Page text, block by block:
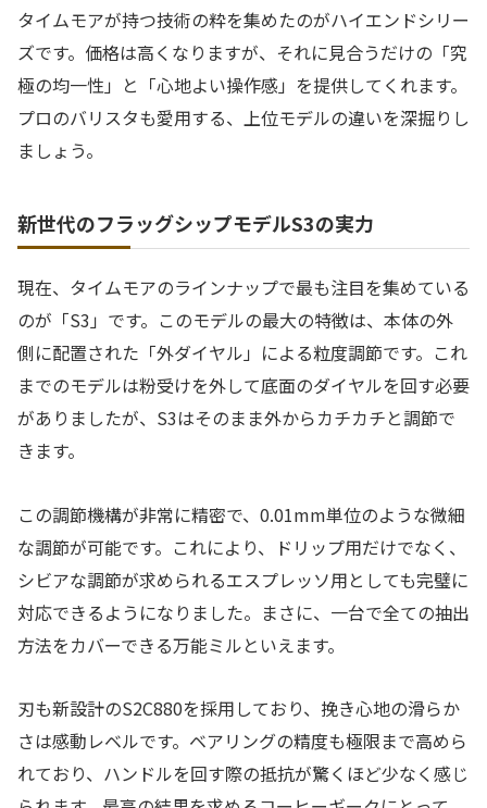
タイムモアが持つ技術の粋を集めたのがハイエンドシリー
ズです。価格は高くなりますが、それに見合うだけの「究
極の均一性」と「心地よい操作感」を提供してくれます。
プロのバリスタも愛用する、上位モデルの違いを深掘りし
ましょう。
新世代のフラッグシップモデルS3の実力
現在、タイムモアのラインナップで最も注目を集めている
のが「S3」です。このモデルの最大の特徴は、本体の外
側に配置された「外ダイヤル」による粒度調節です。これ
までのモデルは粉受けを外して底面のダイヤルを回す必要
がありましたが、S3はそのまま外からカチカチと調節で
きます。
この調節機構が非常に精密で、0.01mm単位のような微細
な調節が可能です。これにより、ドリップ用だけでなく、
シビアな調節が求められるエスプレッソ用としても完璧に
対応できるようになりました。まさに、一台で全ての抽出
方法をカバーできる万能ミルといえます。
刃も新設計のS2C880を採用しており、挽き心地の滑らか
さは感動レベルです。ベアリングの精度も極限まで高めら
れており、ハンドルを回す際の抵抗が驚くほど少なく感じ